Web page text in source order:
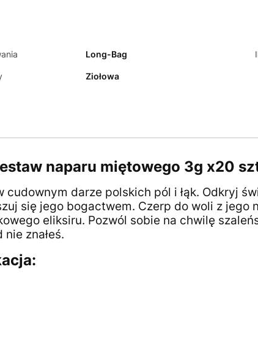
Long-Bag
Ziołowa
naparu miętowego 3g x20
cudownym darze polskich pól i łąk. Odkryj
się jego bogactwem. Czerp do woli z jego
eliksiru. Pozwól sobie na chwilę
znałeś.